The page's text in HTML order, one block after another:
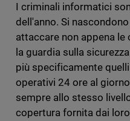
I criminali informatici
dell'anno. Si
attaccare non appena le
la guardia sulla
più specificamente
operativi 24 ore al
sempre allo stesso
copertura fornita dai